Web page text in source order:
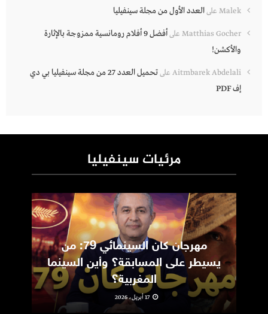
Malek علىالعدد الأول من مجلة سينفيليا
Matthias Gocher على
أفضل 9 أفلام رومانسية ممزوجة بالإثارة
والأكشن!
Aitmbarek Abdelali على
تحميل العدد 27 من مجلة سينفيليا بي دي
إف PDF
مرئيات سينفيليا
مهرجان كان السينمائي 79: من
يسيطر على المسابقة؟ وأين السينما
المغربية؟
17 أبريل، 2026